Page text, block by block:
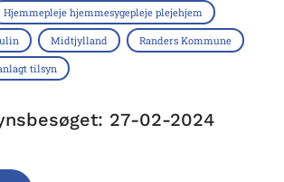
Hjemmepleje hjemmesygepleje plejehjem
Midtjylland Randers Kommune
tilsyn
27-02-2024